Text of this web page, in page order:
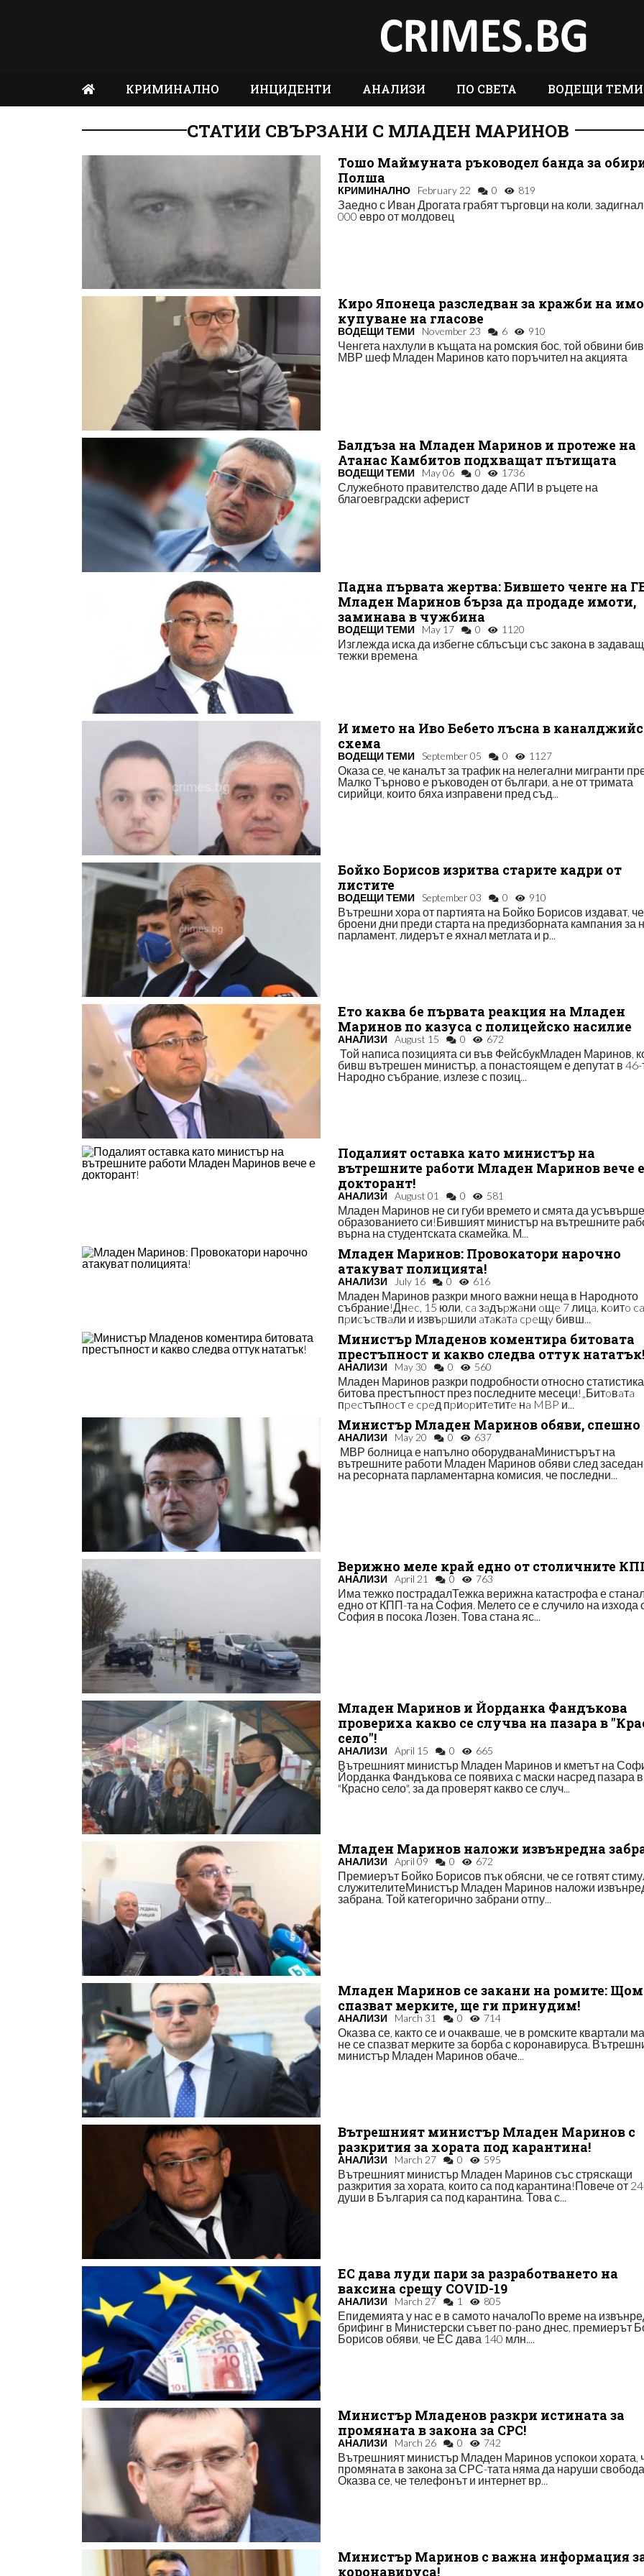
КРИМИНАЛНО ИНЦИДЕНТИ АНАЛИЗИ ПО СВЕТА ВОДЕЩИ ТЕМИ
СТАТИИ СВЪРЗАНИ С МЛАДЕН МАРИНОВ
Тошо Маймуната ръководел банда за
Полша
КРИМИНАЛНО February 22 0 819
Заедно с Иван Дрогата грабят търговци на коли,
000 евро от молдовец
Киро Японеца разследван за кражби на
купуване на гласове
ВОДЕЩИ ТЕМИ November 23 6 910
Ченгета нахлули в къщата на ромския бос, той обвини
МВР шеф Младен Маринов като поръчител на акцията
Балдъза на Младен Маринов и протеже на
Атанас Камбитов подхващат пътищата
ВОДЕЩИ ТЕМИ May 06 0 1736
Служебното правителство даде АПИ в ръцете на
благоевградски аферист
Падна първата жертва: Бившето ченге на
Младен Маринов бърза да продаде имоти,
заминава в чужбина
ВОДЕЩИ ТЕМИ May 17 0 1120
Изглежда иска да избегне сблъсъци със закона в
тежки времена
И името на Иво Бебето лъсна в
схема
ВОДЕЩИ ТЕМИ September 05 0 1127
Оказа се, че каналът за трафик на нелегални мигранти
Малко Търново е ръководен от българи, а не от тримата
сирийци, които бяха изправени пред съд...
Бойко Борисов изритва старите кадри от
листите
ВОДЕЩИ ТЕМИ September 03 0 910
Вътрешни хора от партията на Бойко Борисов издават, че
броени дни преди старта на предизборната кампания за
парламент, лидерът е яхнал метлата и р...
Ето каква бе първата реакция на Младен
Маринов по казуса с полицейско насилие
АНАЛИЗИ August 15 0 672
Той написа позицията си във ФейсбукМладен Маринов,
бивш вътрешен министър, а понастоящем е депутат в 46-
Народно събрание, излезе с позиц...
Подалият оставка като министър на
вътрешните работи Младен Маринов вече е
докторант!
АНАЛИЗИ August 01 0 581
Младен Маринов не си губи времето и смята да
образованието си!Бившият министър на вътрешните
върна на студентската скамейка. М...
Младен Маринов: Провокатори нарочно
атакуват полицията!
АНАЛИЗИ July 16 0 616
Младен Маринов разкри много важни неща в Народното
събрание!Днec, 15 юли, ca зaдъpжaни oщe 7 лицa, ĸoитo ca
пpиcъcтвaли и извъpшили aтaĸaтa cpeщy бивш...
Министър Младенов коментира битовата
престъпност и какво следва оттук нататък!
АНАЛИЗИ May 30 0 560
Младен Маринов разкри подробности относно
битова престъпност през последните месеци!„Битoвaтa
пpecтъпнocт e cpeд пpиopитeтитe нa MBP и...
Министър Младен Маринов обяви, спешно
АНАЛИЗИ May 20 0 637
МВР болница е напълно оборудванаМинистърът на
вътрешните работи Младен Маринов обяви след
на ресорната парламентарна комисия, че последни...
Верижно меле край едно от столичните
АНАЛИЗИ April 21 0 763
Има тежко пострадалТежка верижна катастрофа е
едно от КПП-та на София. Мелето се е случило на изхода
София в посока Лозен. Това стана яс...
Младен Маринов и Йорданка Фандъкова
провериха какво се случва на пазара в
село"!
АНАЛИЗИ April 15 0 665
Вътрешният министър Младен Маринов и кметът на
Йорданка Фандъкова се появиха с маски насред пазара в
"Красно село", за да проверят какво се случ...
Младен Маринов наложи извънредна
АНАЛИЗИ April 09 0 672
Премиерът Бойко Борисов пък обясни, че се готвят
служителитеМинистър Младен Маринов наложи
забрана. Той категорично забрани отпу...
Младен Маринов се закани на ромите: Щом
спазват мерките, ще ги принудим!
АНАЛИЗИ March 31 0 714
Оказва се, както се и очакваше, че в ромските квартали
не се спазват мерките за борба с коронавируса.
министър Младен Маринов обаче...
Вътрешният министър Младен Маринов с
разкрития за хората под карантина!
АНАЛИЗИ March 27 0 595
Вътрешният министър Младен Маринов със стряскащи
разкрития за хората, които са под карантина!Повече от
души в България са под карантина. Това с...
ЕС дава луди пари за разработването на
ваксина срещу COVID-19
АНАЛИЗИ March 27 1 805
Епидемията у нас е в самото началоПо време на
брифинг в Министерски съвет по-рано днес, премиерът
Борисов обяви, че ЕС дава 140 млн....
Министър Младенов разкри истината за
промяната в закона за СРС!
АНАЛИЗИ March 26 0 742
Вътрешният министър Младен Маринов успокои хората,
промяната в закона за СРС-тата няма да наруши
Оказва се, че телефонът и интернет вр...
Министър Маринов с важна информация
коронавируса!